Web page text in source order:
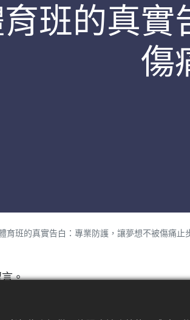
班的真
傷
育班的真實告白：專業防護，讓夢想不被傷痛止
。